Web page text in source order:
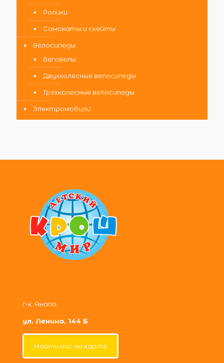
Ролики
Самокаты и скейты
Велосипеды
Беговелы
Двухколесные велосипеды
Трехколесные велосипеды
Электромобили
г-к. Анапа
ул. Ленина, 144 Б
Найти нас на карте